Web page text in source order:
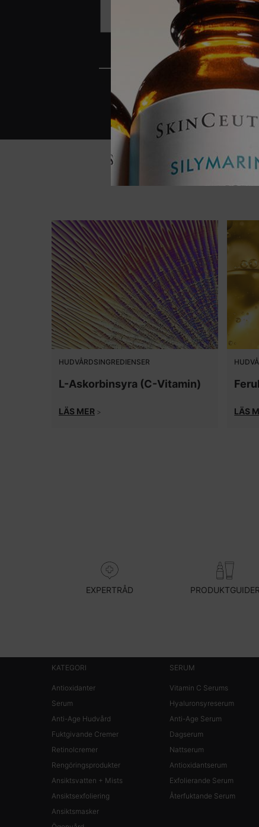
Vanliga frågor om floretin
HUDVÅRDSINGREDIENSER
L-Askorbinsyra (C-Vitamin)
LÄS MER > LÄS
EXPERTRÅD PRODUKTGUIDER
Footer navigation
KATEGORI
Antioxidanter
Serum
Anti-Age Hudvård
Fuktgivande Cremer
Retinolcremer
Rengöringsprodukter
Ansiktsvatten + Mists
Ansiktsexfoliering
Ansiktsmasker
SERUM
Vitamin C Serums
Hyaluronsyreserum
Anti-Age Serum
Dagserum
Nattserum
Antioxidantserum
Exfolierande Serum
Återfuktande Serum